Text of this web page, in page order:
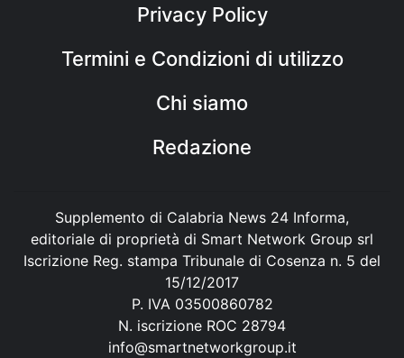
Privacy Policy
Termini e Condizioni di utilizzo
Chi siamo
Redazione
Supplemento di Calabria News 24 Informa,
editoriale di proprietà di Smart Network Group srl
Iscrizione Reg. stampa Tribunale di Cosenza n. 5 del
15/12/2017
P. IVA 03500860782
N. iscrizione ROC 28794
info@smartnetworkgroup.it